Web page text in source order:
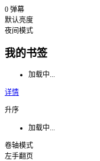
0 弹幕
默认亮度
夜间模式
我的书签
加载中...
详情
升序
加载中...
卷轴模式
左手翻页